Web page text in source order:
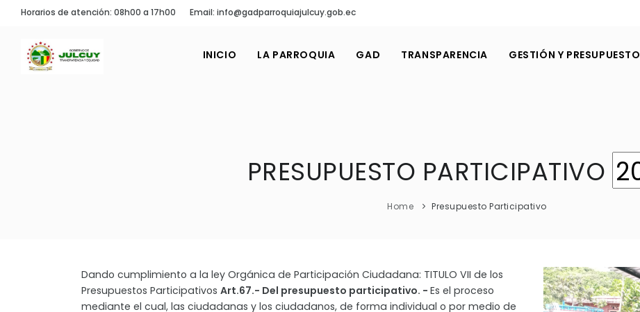
Horarios de atención: 08h00 a 17h00 Email: info@gadparroquiajulcuy.gob.ec
INICIO LA PARROQUIA GAD TRANSPARENCIA GESTIÓN Y PRESUPUESTO
PRESUPUESTO PARTICIPATIVO
Home Presupuesto Participativo
Dando cumplimiento a la ley Orgánica de Participación Ciudadana: TITULO VII de los
Presupuestos Participativos Art.67.- Del presupuesto participativo. - Es el proceso
mediante el cual, las ciudadanas y los ciudadanos, de forma individual o por medio de